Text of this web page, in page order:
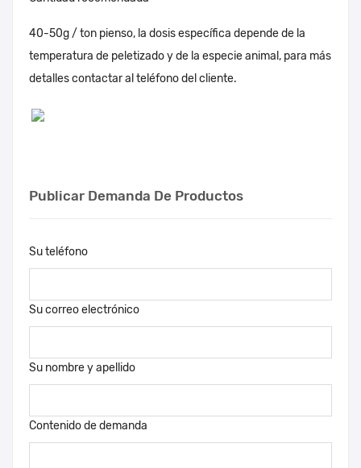
40-50g / ton pienso, la dosis específica depende de la
temperatura de peletizado y de la especie animal, para más
detalles contactar al teléfono del cliente.
Publicar Demanda De Productos
Contenido de demanda
Su nombre y apellido
Su correo electrónico
Su teléfono